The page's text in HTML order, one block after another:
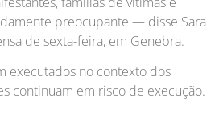
preocupante — disse Sara
de sexta-feira, em Genebra.
executados no contexto dos
continuam em risco de execução.